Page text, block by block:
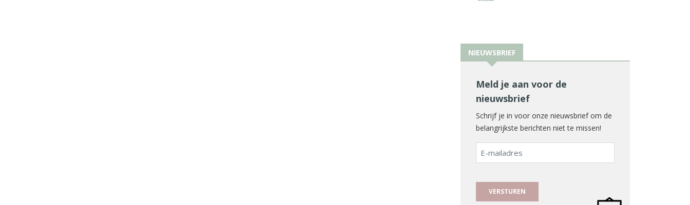
NIEUWSBRIEF
Meld je aan voor de
nieuwsbrief
Schrijf je in voor onze nieuwsbrief om de
belangrijkste berichten niet te missen!
E-
mailadres